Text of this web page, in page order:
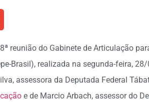
reunião do Gabinete de Articulação
Brasil), realizada na segunda-feira, 28/
assessora da Deputada Federal
e de Marcio Arbach, assessor do